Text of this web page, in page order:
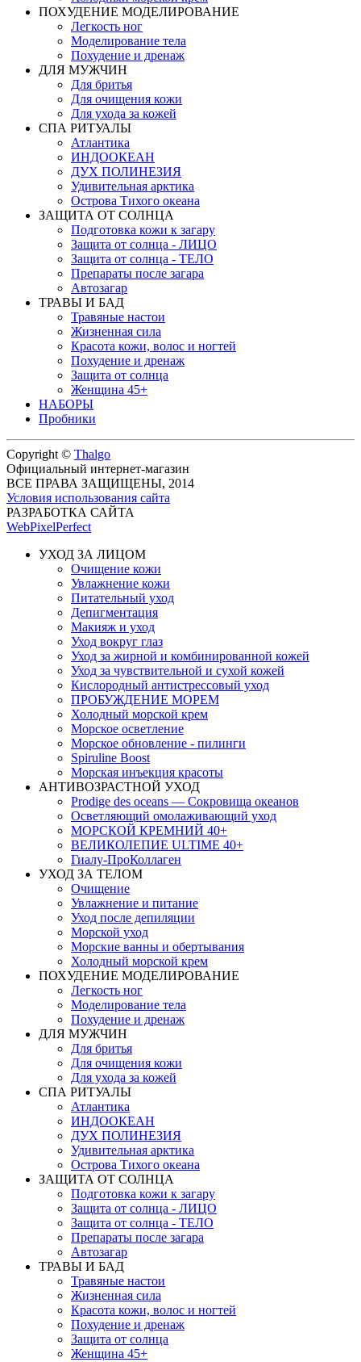
ПОХУДЕНИЕ МОДЕЛИРОВАНИЕ
Легкость ног
Моделирование тела
Похудение и дренаж
ДЛЯ МУЖЧИН
Для бритья
Для очищения кожи
Для ухода за кожей
СПА РИТУАЛЫ
Атлантика
ИНДООКЕАН
ДУХ ПОЛИНЕЗИЯ
Удивительная арктика
Острова Тихого океана
ЗАЩИТА ОТ СОЛНЦА
Подготовка кожи к загару
Защита от солнца - ЛИЦО
Защита от солнца - ТЕЛО
Препараты после загара
Автозагар
ТРАВЫ И БАД
Травяные настои
Жизненная сила
Красота кожи, волос и ногтей
Похудение и дренаж
Защита от солнца
Женщина 45+
НАБОРЫ
Пробники
Copyright © Thalgo
Официальный интернет-магазин
ВСЕ ПРАВА ЗАЩИЩЕНЫ, 2014
Условия использования сайта
РАЗРАБОТКА САЙТА
WebPixelPerfect
УХОД ЗА ЛИЦОМ
Очищение кожи
Увлажнение кожи
Питательный уход
Депигментация
Макияж и уход
Уход вокруг глаз
Уход за жирной и комбинированной кожей
Уход за чувствительной и сухой кожей
Кислородный антистрессовый уход
ПРОБУЖДЕНИЕ МОРЕМ
Холодный морской крем
Морское осветление
Морское обновление - пилинги
Spiruline Boost
Морская инъекция красоты
АНТИВОЗРАСТНОЙ УХОД
Prodige des oceans — Сокровища океанов
Осветляющий омолаживающий уход
МОРСКОЙ КРЕМНИЙ 40+
ВЕЛИКОЛЕПИЕ ULTIME 40+
Гиалу-ПроКоллаген
УХОД ЗА ТЕЛОМ
Очищение
Увлажнение и питание
Уход после депиляции
Морской уход
Морские ванны и обертывания
Холодный морской крем
ПОХУДЕНИЕ МОДЕЛИРОВАНИЕ
Легкость ног
Моделирование тела
Похудение и дренаж
ДЛЯ МУЖЧИН
Для бритья
Для очищения кожи
Для ухода за кожей
СПА РИТУАЛЫ
Атлантика
ИНДООКЕАН
ДУХ ПОЛИНЕЗИЯ
Удивительная арктика
Острова Тихого океана
ЗАЩИТА ОТ СОЛНЦА
Подготовка кожи к загару
Защита от солнца - ЛИЦО
Защита от солнца - ТЕЛО
Препараты после загара
Автозагар
ТРАВЫ И БАД
Травяные настои
Жизненная сила
Красота кожи, волос и ногтей
Похудение и дренаж
Защита от солнца
Женщина 45+